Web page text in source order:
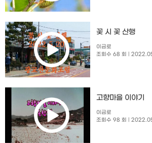
꽃 시 꽃 산행
이금로
조회수 68 회
|
고향마을 이야기
이금로
조회수 98 회
|